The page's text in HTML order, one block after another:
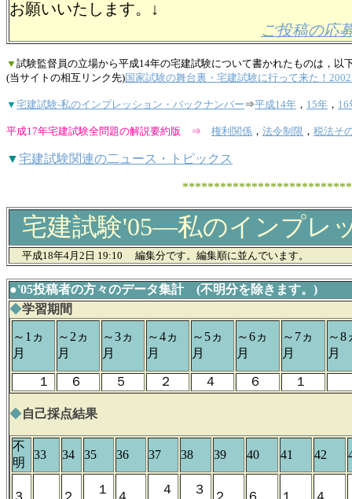
お願いいたします。↓
ご投稿の応
▼ 試験監督員の立場から平成14年の宅建試験について書かれたものは，以
(当サイトの相互リンク先)国家試験の舞台裏・宅建試験に行って来た！
▼ 宅建試験-私のインプレッション・バックナンバー⇒平成14年 ， 15年 ， 16
平成17年宅建試験全問題の解説要約版 ⇒ 権利関係 ， 法令制限 ， 税法そ
▼宅建試験関連の二ュース・トピックス
宅建試験'05―私のインプレ
平成18年4月2日 19:10 編集分です。編集順に並んでいます。
●'05投稿者の方々のデータ集計 (不明分を除きます。)
◆学習期間
～1ヵ
月
～2ヵ
月
～3ヵ
月
～4ヵ
月
～5ヵ
月
～6ヵ
月
～7ヵ
月
～8
月
１ ６ ５ ２ ４ ６ １
◆自己採点結果
不
明
33 34 35 36 37 38 39 40 41 42
３ ２
１
４
４ ３
２ ６ １ ４